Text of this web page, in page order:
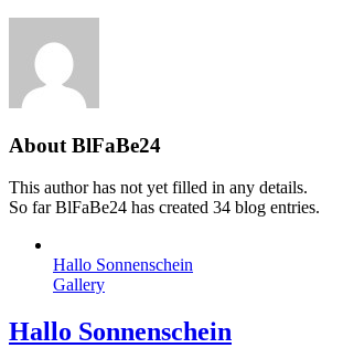
About BlFaBe24
This author has not yet filled in any details.
So far BlFaBe24 has created 34 blog entries.
Hallo Sonnenschein
Gallery
Hallo Sonnenschein